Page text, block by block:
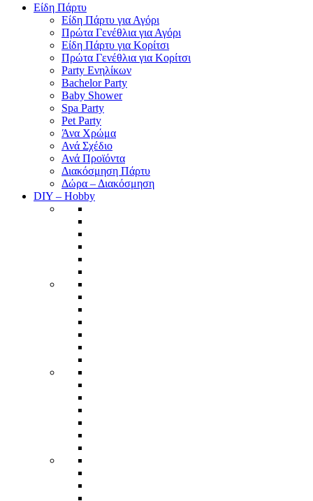
Είδη Πάρτυ
Είδη Πάρτυ για Αγόρι
Πρώτα Γενέθλια για Αγόρι
Είδη Πάρτυ για Κορίτσι
Πρώτα Γενέθλια για Κορίτσι
Party Ενηλίκων
Bachelor Party
Baby Shower
Spa Party
Pet Party
Άνα Χρώμα
Ανά Σχέδιο
Ανά Προϊόντα
Διακόσμηση Πάρτυ
Δώρα – Διακόσμηση
DIY – Hobby